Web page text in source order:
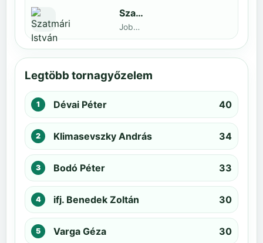
Szatmári István
Jobbak · döntős: Kiss Barnabás
Legtöbb tornagyőzelem
Dévai Péter 40
Klimasevszky András 34
Bodó Péter 33
ifj. Benedek Zoltán 30
Varga Géza 30